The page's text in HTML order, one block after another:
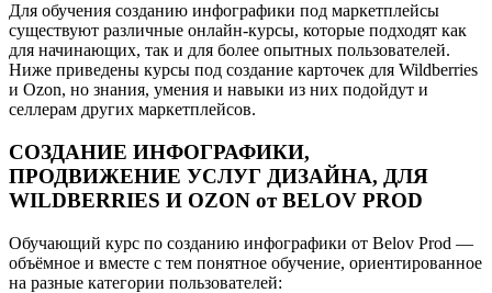
Для обучения созданию инфографики под маркетплейсы
существуют различные онлайн-курсы, которые подходят как
для начинающих, так и для более опытных пользователей.
Ниже приведены курсы под создание карточек для Wildberries
и Ozon, но знания, умения и навыки из них подойдут и
селлерам других маркетплейсов.
СОЗДАНИЕ ИНФОГРАФИКИ,
ПРОДВИЖЕНИЕ УСЛУГ ДИЗАЙНА, ДЛЯ
WILDBERRIES И OZON от BELOV PROD
Обучающий курс по созданию инфографики от Belov Prod —
объёмное и вместе с тем понятное обучение, ориентированное
на разные категории пользователей: